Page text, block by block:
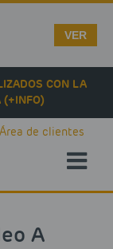
CON LA
(+INFO)
Área de clientes
A
VER